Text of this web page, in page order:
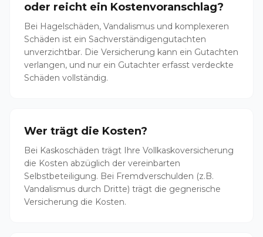
oder reicht ein Kostenvoranschlag?
Bei Hagelschäden, Vandalismus und komplexeren
Schäden ist ein Sachverständigengutachten
unverzichtbar. Die Versicherung kann ein Gutachten
verlangen, und nur ein Gutachter erfasst verdeckte
Schäden vollständig.
Wer trägt die Kosten?
Bei Kaskoschäden trägt Ihre Vollkaskoversicherung
die Kosten abzüglich der vereinbarten
Selbstbeteiligung. Bei Fremdverschulden (z.B.
Vandalismus durch Dritte) trägt die gegnerische
Versicherung die Kosten.